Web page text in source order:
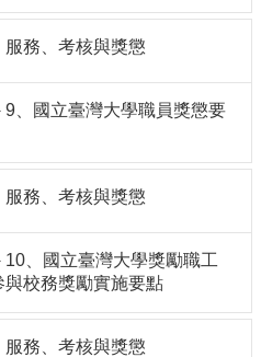
服務、考核與獎懲
9、國立臺灣大學職員獎懲要
服務、考核與獎懲
10、國立臺灣大學獎勵職工
與校務獎勵實施要點
服務、考核與獎懲